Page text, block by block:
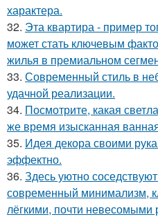
характера.
32. Эта квартира - пример
может стать ключевым
жилья в премиальном
33. Современный стиль в
удачной реализации.
34. Посмотрите, какая
же время изысканная
35. Идея декора своими
эффектно.
36. Здесь уютно
современный минимализм,
лёгкими, почти